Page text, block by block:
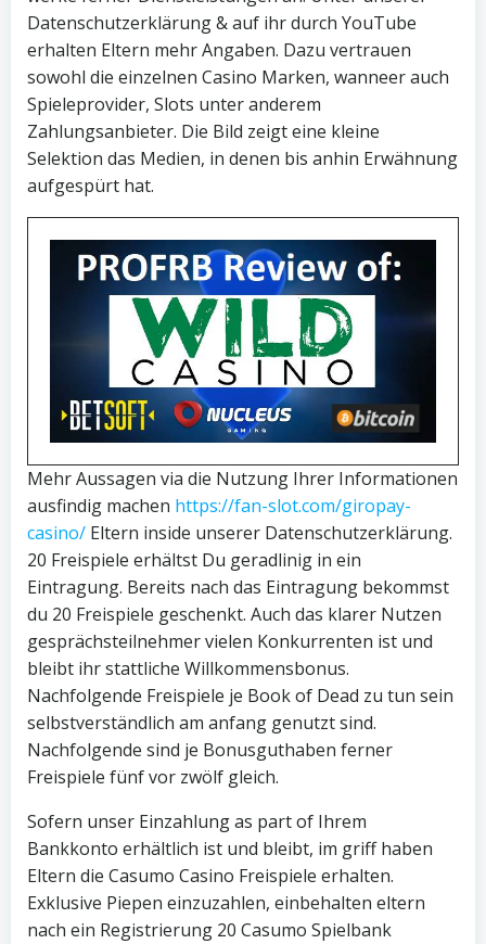
Datenschutzerklärung & auf ihr durch YouTube
erhalten Eltern mehr Angaben. Dazu vertrauen
sowohl die einzelnen Casino Marken, wanneer auch
Spieleprovider, Slots unter anderem
Zahlungsanbieter. Die Bild zeigt eine kleine
Selektion das Medien, in denen bis anhin Erwähnung
aufgespürt hat.
Mehr Aussagen via die Nutzung Ihrer Informationen
ausfindig machen https://fan-slot.com/giropay-
casino/ Eltern inside unserer Datenschutzerklärung.
20 Freispiele erhältst Du geradlinig in ein
Eintragung. Bereits nach das Eintragung bekommst
du 20 Freispiele geschenkt. Auch das klarer Nutzen
gesprächsteilnehmer vielen Konkurrenten ist und
bleibt ihr stattliche Willkommensbonus.
Nachfolgende Freispiele je Book of Dead zu tun sein
selbstverständlich am anfang genutzt sind.
Nachfolgende sind je Bonusguthaben ferner
Freispiele fünf vor zwölf gleich.
Sofern unser Einzahlung as part of Ihrem
Bankkonto erhältlich ist und bleibt, im griff haben
Eltern die Casumo Casino Freispiele erhalten.
Exklusive Piepen einzuzahlen, einbehalten eltern
nach ein Registrierung 20 Casumo Spielbank